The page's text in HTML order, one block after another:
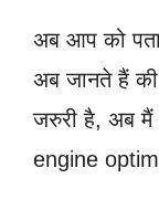
अब आप को
अब जानते हैं
जरुरी है, अब मैं
engine